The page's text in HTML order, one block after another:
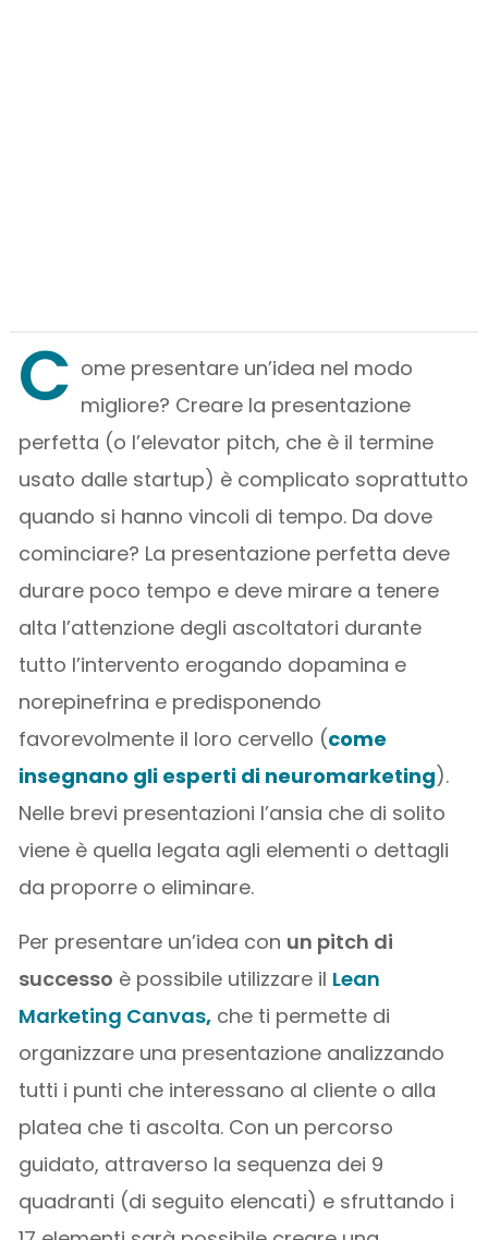
C ome presentare un’idea nel modo
migliore? Creare la presentazione
perfetta (o l’elevator pitch, che è il termine
usato dalle startup) è complicato soprattutto
quando si hanno vincoli di tempo. Da dove
cominciare? La presentazione perfetta deve
durare poco tempo e deve mirare a tenere
alta l’attenzione degli ascoltatori durante
tutto l’intervento erogando dopamina e
norepinefrina e predisponendo
favorevolmente il loro cervello (come
insegnano gli esperti di neuromarketing).
Nelle brevi presentazioni l’ansia che di solito
viene è quella legata agli elementi o dettagli
da proporre o eliminare.
Per presentare un’idea con un pitch di
successo è possibile utilizzare il Lean
Marketing Canvas, che ti permette di
organizzare una presentazione analizzando
tutti i punti che interessano al cliente o alla
platea che ti ascolta. Con un percorso
guidato, attraverso la sequenza dei 9
quadranti (di seguito elencati) e sfruttando i